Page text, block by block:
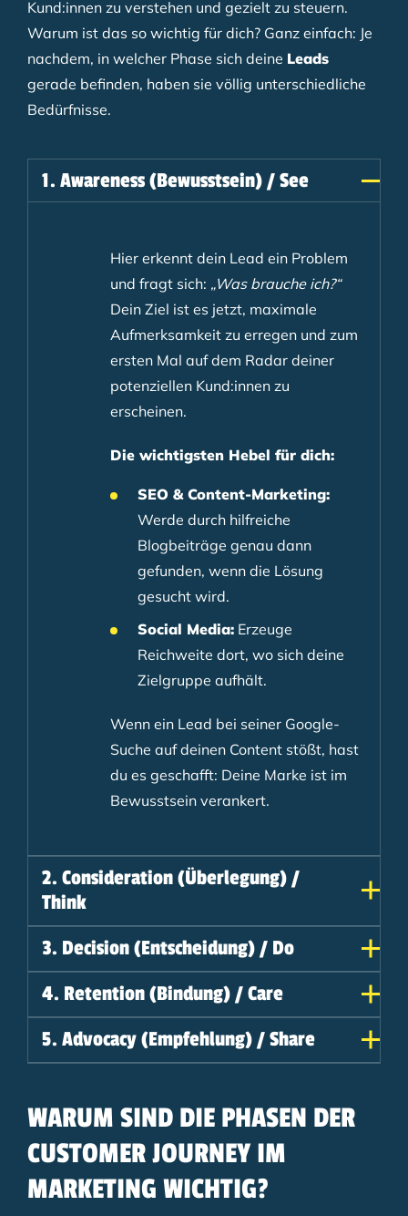
Kund:innen zu verstehen und gezielt zu steuern.
Warum ist das so wichtig für dich? Ganz einfach: Je
nachdem, in welcher Phase sich deine Leads
gerade befinden, haben sie völlig unterschiedliche
Bedürfnisse.
1. Awareness (Bewusstsein) / See
Hier erkennt dein Lead ein Problem
und fragt sich: „Was brauche ich?“
Dein Ziel ist es jetzt, maximale
Aufmerksamkeit zu erregen und zum
ersten Mal auf dem Radar deiner
potenziellen Kund:innen zu
erscheinen.
Die wichtigsten Hebel für dich:
SEO & Content-Marketing:
Werde durch hilfreiche
Blogbeiträge genau dann
gefunden, wenn die Lösung
gesucht wird.
Social Media: Erzeuge
Reichweite dort, wo sich deine
Zielgruppe aufhält.
Wenn ein Lead bei seiner Google-
Suche auf deinen Content stößt, hast
du es geschafft: Deine Marke ist im
Bewusstsein verankert.
2. Consideration (Überlegung) /
Think
3. Decision (Entscheidung) / Do
4. Retention (Bindung) / Care
5. Advocacy (Empfehlung) / Share
WARUM SIND DIE PHASEN DER
CUSTOMER JOURNEY IM
MARKETING WICHTIG?